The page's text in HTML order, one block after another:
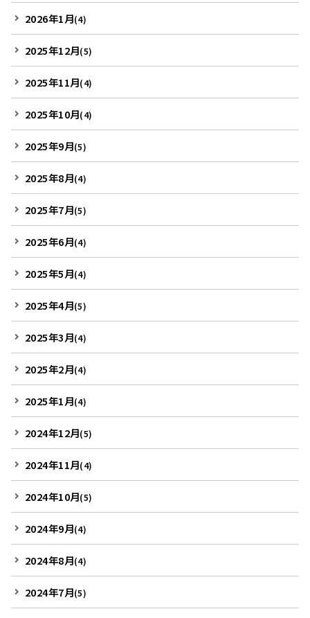
2026年1月(4)
2025年12月(5)
2025年11月(4)
2025年10月(4)
2025年9月(5)
2025年8月(4)
2025年7月(5)
2025年6月(4)
2025年5月(4)
2025年4月(5)
2025年3月(4)
2025年2月(4)
2025年1月(4)
2024年12月(5)
2024年11月(4)
2024年10月(5)
2024年9月(4)
2024年8月(4)
2024年7月(5)